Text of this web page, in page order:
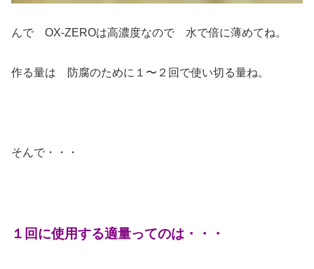
んで OX-ZEROは高濃度なので 水で倍に薄めてね。
作る量は 防腐のために１〜２回で使い切る量ね。
そんで・・・
１回に使用する適量ってのは・・・